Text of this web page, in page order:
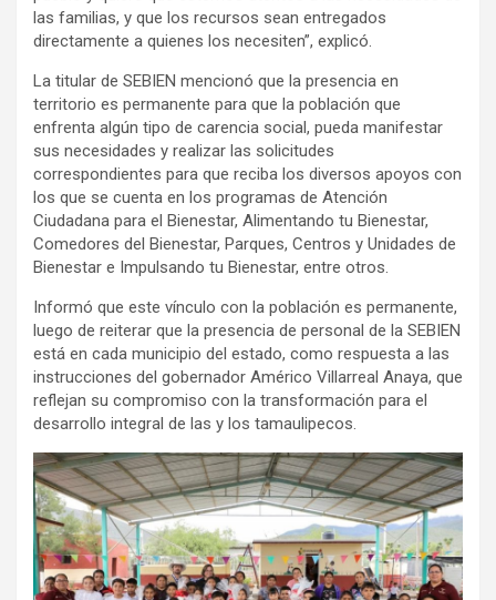
las familias, y que los recursos sean entregados
directamente a quienes los necesiten”, explicó.
La titular de SEBIEN mencionó que la presencia en
territorio es permanente para que la población que
enfrenta algún tipo de carencia social, pueda manifestar
sus necesidades y realizar las solicitudes
correspondientes para que reciba los diversos apoyos con
los que se cuenta en los programas de Atención
Ciudadana para el Bienestar, Alimentando tu Bienestar,
Comedores del Bienestar, Parques, Centros y Unidades de
Bienestar e Impulsando tu Bienestar, entre otros.
Informó que este vínculo con la población es permanente,
luego de reiterar que la presencia de personal de la SEBIEN
está en cada municipio del estado, como respuesta a las
instrucciones del gobernador Américo Villarreal Anaya, que
reflejan su compromiso con la transformación para el
desarrollo integral de las y los tamaulipecos.